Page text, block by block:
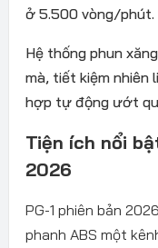
ở 5.500 vòng/phút.
Hệ thống phun
mà, tiết kiệm nhiên
hợp tự động ướt
Tiện ích nổi
2026
PG-1 phiên bản
phanh ABS một